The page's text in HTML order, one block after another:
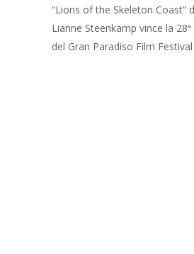
“Lions of the Skeleton Coast”
Lianne Steenkamp vince la
del Gran Paradiso Film Festival